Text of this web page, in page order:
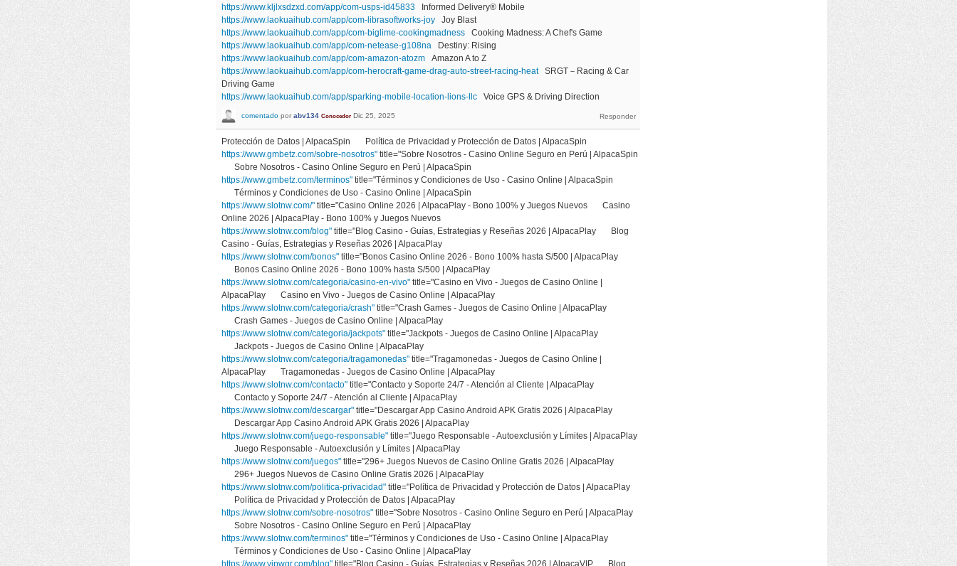
https://www.kljlxsdzxd.com/app/com-usps-id45833 Informed Delivery® Mobile
https://www.laokuaihub.com/app/com-librasoftworks-joy Joy Blast
https://www.laokuaihub.com/app/com-biglime-cookingmadness Cooking Madness: A Chef's Game
https://www.laokuaihub.com/app/com-netease-g108na Destiny: Rising
https://www.laokuaihub.com/app/com-amazon-atozm Amazon A to Z
https://www.laokuaihub.com/app/com-herocraft-game-drag-auto-street-racing-heatSRGT－Racing & Car
Driving Game
https://www.laokuaihub.com/app/sparking-mobile-location-lions-llc Voice GPS & Driving Direction
comentado por abv134 Conocedor Dic 25, 2025
Protección de Datos | AlpacaSpin Política de Privacidad y Protección de Datos | AlpacaSpin
https://www.gmbetz.com/sobre-nosotros" title="Sobre Nosotros - Casino Online Seguro en Perú | AlpacaSpin
Sobre Nosotros - Casino Online Seguro en Perú | AlpacaSpin
https://www.gmbetz.com/terminos" title="Términos y Condiciones de Uso - Casino Online | AlpacaSpin
Términos y Condiciones de Uso - Casino Online | AlpacaSpin
https://www.slotnw.com/" title="Casino Online 2026 | AlpacaPlay - Bono 100% y Juegos Nuevos Casino
Online 2026 | AlpacaPlay - Bono 100% y Juegos Nuevos
https://www.slotnw.com/blog" title="Blog Casino - Guías, Estrategias y Reseñas 2026 | AlpacaPlay Blog
Casino - Guías, Estrategias y Reseñas 2026 | AlpacaPlay
https://www.slotnw.com/bonos" title="Bonos Casino Online 2026 - Bono 100% hasta S/500 | AlpacaPlay
Bonos Casino Online 2026 - Bono 100% hasta S/500 | AlpacaPlay
https://www.slotnw.com/categoria/casino-en-vivo" title="Casino en Vivo - Juegos de Casino Online |
AlpacaPlay Casino en Vivo - Juegos de Casino Online | AlpacaPlay
https://www.slotnw.com/categoria/crash" title="Crash Games - Juegos de Casino Online | AlpacaPlay
Crash Games - Juegos de Casino Online | AlpacaPlay
https://www.slotnw.com/categoria/jackpots" title="Jackpots - Juegos de Casino Online | AlpacaPlay
Jackpots - Juegos de Casino Online | AlpacaPlay
https://www.slotnw.com/categoria/tragamonedas" title="Tragamonedas - Juegos de Casino Online |
AlpacaPlay Tragamonedas - Juegos de Casino Online | AlpacaPlay
https://www.slotnw.com/contacto" title="Contacto y Soporte 24/7 - Atención al Cliente | AlpacaPlay
Contacto y Soporte 24/7 - Atención al Cliente | AlpacaPlay
https://www.slotnw.com/descargar" title="Descargar App Casino Android APK Gratis 2026 | AlpacaPlay
Descargar App Casino Android APK Gratis 2026 | AlpacaPlay
https://www.slotnw.com/juego-responsable" title="Juego Responsable - Autoexclusión y Límites | AlpacaPlay
Juego Responsable - Autoexclusión y Límites | AlpacaPlay
https://www.slotnw.com/juegos" title="296+ Juegos Nuevos de Casino Online Gratis 2026 | AlpacaPlay
296+ Juegos Nuevos de Casino Online Gratis 2026 | AlpacaPlay
https://www.slotnw.com/politica-privacidad" title="Política de Privacidad y Protección de Datos | AlpacaPlay
Política de Privacidad y Protección de Datos | AlpacaPlay
https://www.slotnw.com/sobre-nosotros" title="Sobre Nosotros - Casino Online Seguro en Perú | AlpacaPlay
Sobre Nosotros - Casino Online Seguro en Perú | AlpacaPlay
https://www.slotnw.com/terminos" title="Términos y Condiciones de Uso - Casino Online | AlpacaPlay
Términos y Condiciones de Uso - Casino Online | AlpacaPlay
https://www.vipwgr.com/blog" title="Blog Casino - Guías, Estrategias y Reseñas 2026 | AlpacaVIP Blog